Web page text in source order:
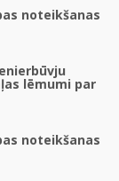
noteikšanas
lēmumi par
noteikšanas